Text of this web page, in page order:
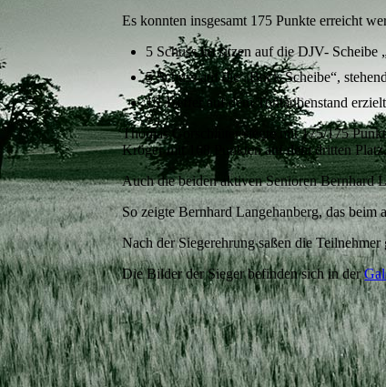
Es konnten insgesamt 175 Punkte erreicht
5 Schuss im sitzen auf die DJV- Scheibe
5 Schuss auf die „Bock-Scheibe“,
15 Treffer auf dem Tontaubenstand
Thomas Gorschlüter siegte mit 175/175
Kröger mit 168 Punkten auf dem dritten
Auch die beiden aktiven Senioren Bernhard
So zeigte Bernhard Langehanberg, das beim
Nach der Siegerehrung saßen die
Die Bilder der Sieger befinden sich in der